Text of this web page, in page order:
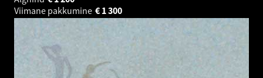
Viimane pakkumine
1 300
€